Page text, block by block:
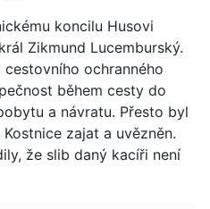
koncilu Husovi
Zikmund Lucemburský.
ochranného
během cesty do
a návratu. Přesto byl
zajat a uvězněn.
že slib daný kacíři není